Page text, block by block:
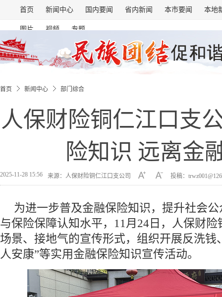
首页 新闻中心 国内要闻 省内新闻 本市要闻 本地
图片 视频 专题
首页 新闻中心 部门综合
人保财险铜仁江口支
险知识 远离金
2025-11-28 15:56 来源：人保财险铜仁江口支公司 投稿：
为进一步普及金融保险知识，提升社会
与保险保障认知水平，11月24日，人保财
场景、接地气的宣传形式，组织开展反洗钱
人安康”等实用金融保险知识宣传活动。